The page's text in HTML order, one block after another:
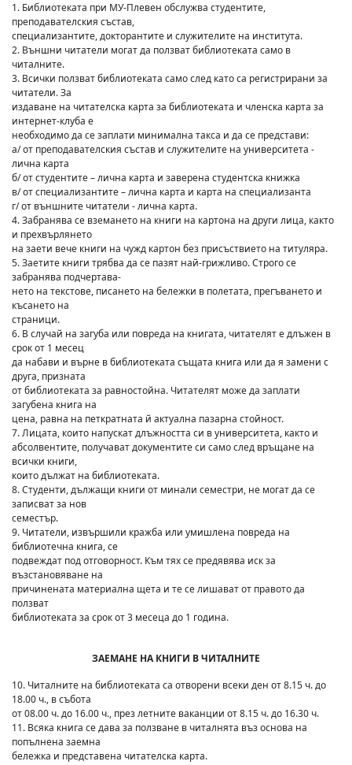
1. Библиотеката при МУ-Плевен обслужва студентите,
преподавателския състав,
специализантите, докторантите и служителите на института.
2. Външни читатели могат да ползват библиотеката само в
читалните.
3. Всички ползват библиотеката само след като са регистрирани за
читатели. За
издаване на читателска карта за библиотеката и членска карта за
интернет-клуба е
необходимо да се заплати минимална такса и да се представи:
а/ от преподавателския състав и служителите на университета -
лична карта
б/ от студентите – лична карта и заверена студентска книжка
в/ от специализантите – лична карта и карта на специализанта
г/ от външните читатели - лична карта.
4. Забранява се вземането на книги на картона на други лица, както
и прехвърлянето
на заети вече книги на чужд картон без присъствието на титуляра.
5. Заетите книги трябва да се пазят най-грижливо. Строго се
забранява подчертава-
нето на текстове, писането на бележки в полетата, прегъването и
късането на
страници.
6. В случай на загуба или повреда на книгата, читателят е длъжен в
срок от 1 месец
да набави и върне в библиотеката същата книга или да я замени с
друга, призната
от библиотеката за равностойна. Читателят може да заплати
загубена книга на
цена, равна на петкратната й актуална пазарна стойност.
7. Лицата, които напускат длъжността си в университета, както и
абсолвентите, получават документите си само след връщане на
всички книги,
които дължат на библиотеката.
8. Студенти, дължащи книги от минали семестри, не могат да се
записват за нов
семестър.
9. Читатели, извършили кражба или умишлена повреда на
библиотечна книга, се
подвеждат под отговорност. Към тях се предявява иск за
възстановяване на
причинената материална щета и те се лишават от правото да
ползват
библиотеката за срок от 3 месеца до 1 година.
ЗАЕМАНЕ НА КНИГИ В ЧИТАЛНИТЕ
10. Читалните на библиотеката са отворени всеки ден от 8.15 ч. до
18.00 ч., в събота
от 08.00 ч. до 16.00 ч., през летните ваканции от 8.15 ч. до 16.30 ч.
11. Всяка книга се дава за ползване в читалнята въз основа на
попълнена заемна
бележка и представена читателска карта.